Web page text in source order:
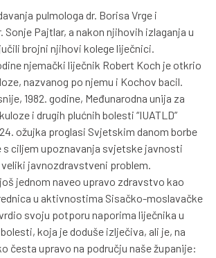
pulmologa dr. Borisa Vrge i
Sonje Pajtlar, a nakon njihovih izlaganja u
brojni njihovi kolege liječnici.
njemački liječnik Robert Koch je otkrio
nazvanog po njemu i Kochov bacil.
1982. godine, Međunarodna unija za
i drugih plućnih bolesti “IUATLD”
ožujka proglasi Svjetskim danom borbe
ciljem upoznavanja svjetske javnosti
veliki javnozdravstveni problem.
jednom naveo upravo zdravstvo kao
u aktivnostima Sisačko-moslavačke
svoju potporu naporima liječnika u
koja je doduše izlječiva, ali je, na
česta upravo na području naše županije: